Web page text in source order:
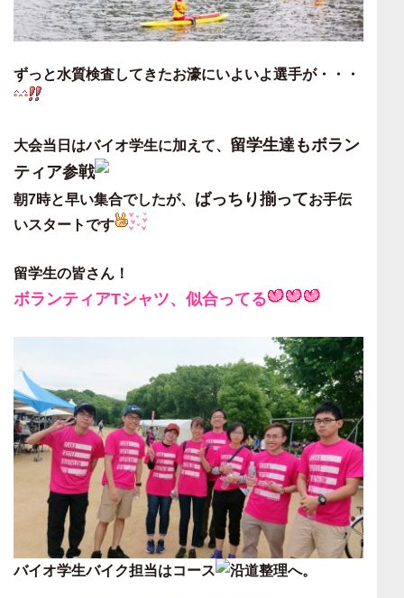
ずっと水質検査してきたお濠にいよいよ選手が・・・
大会当日はバイオ学生に加えて、 留学生達もボラン
ティア参戦
朝7時と早い集合でしたが、 ばっちり揃ってお手伝
いスタートです
留学生の皆さん！
ボランティアTシャツ、似合ってる
バイオ学生バイク担当はコース 沿道整理へ。